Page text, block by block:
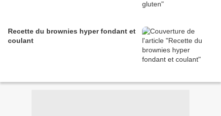
Recette du brownies hyper fondant et
coulant